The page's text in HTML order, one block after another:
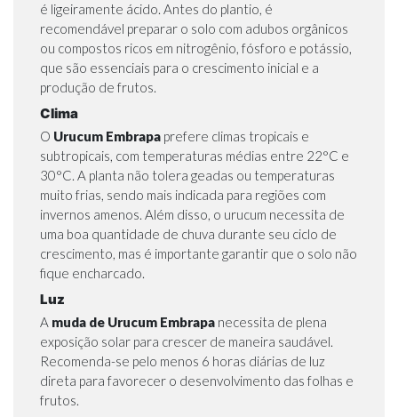
é ligeiramente ácido. Antes do plantio, é
recomendável preparar o solo com adubos orgânicos
ou compostos ricos em nitrogênio, fósforo e potássio,
que são essenciais para o crescimento inicial e a
produção de frutos.
Clima
O Urucum Embrapa prefere climas tropicais e
subtropicais, com temperaturas médias entre 22°C e
30°C. A planta não tolera geadas ou temperaturas
muito frias, sendo mais indicada para regiões com
invernos amenos. Além disso, o urucum necessita de
uma boa quantidade de chuva durante seu ciclo de
crescimento, mas é importante garantir que o solo não
fique encharcado.
Luz
A muda de Urucum Embrapa necessita de plena
exposição solar para crescer de maneira saudável.
Recomenda-se pelo menos 6 horas diárias de luz
direta para favorecer o desenvolvimento das folhas e
frutos.